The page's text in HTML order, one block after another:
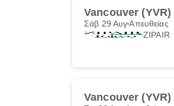
Vancouver (YVR)
Σάβ 29 ΑυγΑπευθείας
ZIPAIR
Vancouver (YVR)